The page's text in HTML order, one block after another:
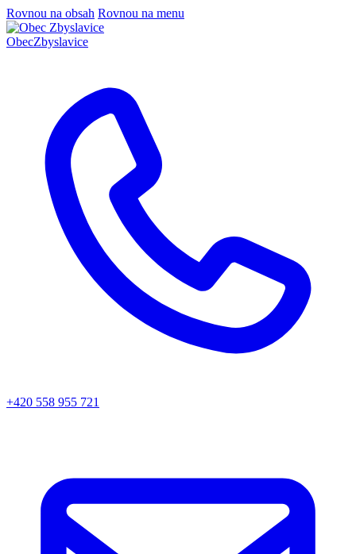
Rovnou na obsah Rovnou na menu
ObecZbyslavice
+420 558 955 721